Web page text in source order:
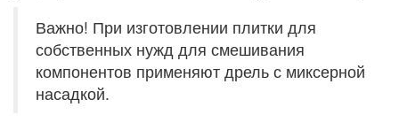
Важно! При изготовлении плитки для
собственных нужд для смешивания
компонентов применяют дрель с миксерной
насадкой.